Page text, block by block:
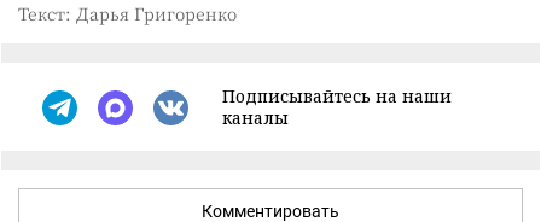
Текст: Дарья Григоренко
Подписывайтесь на наши
каналы
Комментировать